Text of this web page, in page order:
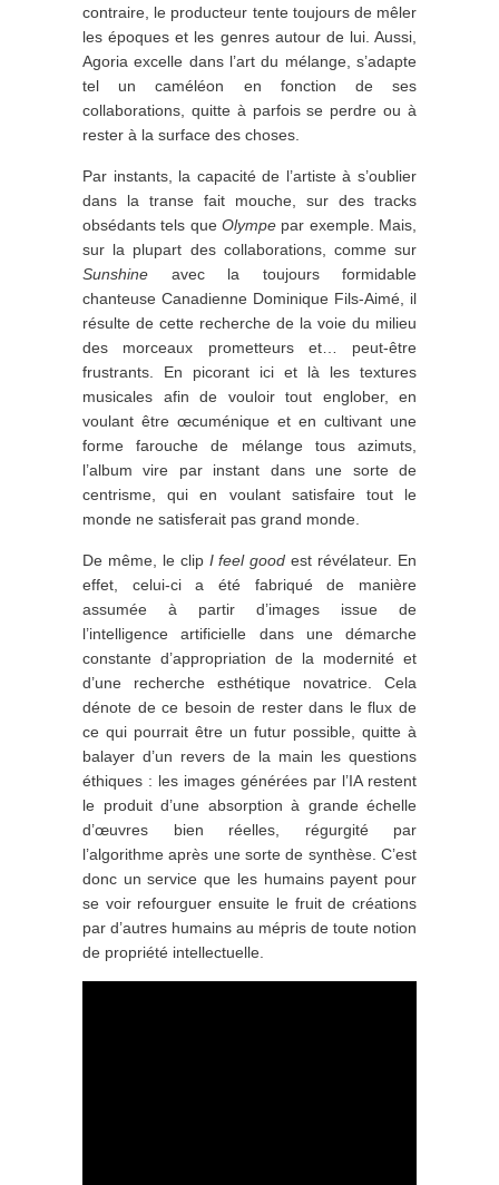
contraire, le producteur tente toujours de mêler
les époques et les genres autour de lui. Aussi,
Agoria excelle dans l’art du mélange, s’adapte
tel un caméléon en fonction de ses
collaborations, quitte à parfois se perdre ou à
rester à la surface des choses.
Par instants, la capacité de l’artiste à s’oublier
dans la transe fait mouche, sur des tracks
obsédants tels que Olympe par exemple. Mais,
sur la plupart des collaborations, comme sur
Sunshine avec la toujours formidable
chanteuse Canadienne Dominique Fils-Aimé, il
résulte de cette recherche de la voie du milieu
des morceaux prometteurs et… peut-être
frustrants. En picorant ici et là les textures
musicales afin de vouloir tout englober, en
voulant être œcuménique et en cultivant une
forme farouche de mélange tous azimuts,
l’album vire par instant dans une sorte de
centrisme, qui en voulant satisfaire tout le
monde ne satisferait pas grand monde.
De même, le clip I feel good est révélateur. En
effet, celui-ci a été fabriqué de manière
assumée à partir d’images issue de
l’intelligence artificielle dans une démarche
constante d’appropriation de la modernité et
d’une recherche esthétique novatrice. Cela
dénote de ce besoin de rester dans le flux de
ce qui pourrait être un futur possible, quitte à
balayer d’un revers de la main les questions
éthiques : les images générées par l’IA restent
le produit d’une absorption à grande échelle
d’œuvres bien réelles, régurgité par
l’algorithme après une sorte de synthèse. C’est
donc un service que les humains payent pour
se voir refourguer ensuite le fruit de créations
par d’autres humains au mépris de toute notion
de propriété intellectuelle.